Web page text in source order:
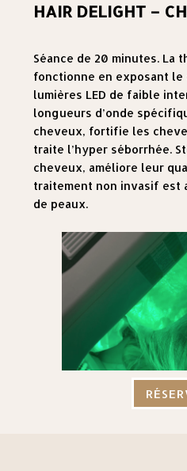
HAIR DELIGHT –
Séance de 20 minutes. La
fonctionne en exposant le
lumières LED de faible
longueurs d’onde
cheveux, fortifie les
traite l’hyper séborrhée.
cheveux, améliore leur
traitement non invasif est
de peaux.